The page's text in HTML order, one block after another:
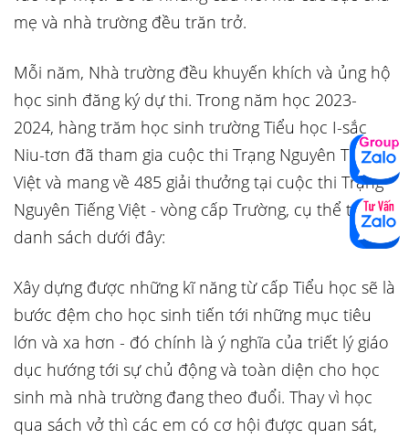
mẹ và nhà trường đều trăn trở.
Mỗi năm, Nhà trường đều khuyến khích và ủng hộ
học sinh đăng ký dự thi. Trong năm học 2023-
2024, hàng trăm học sinh trường Tiểu học I-sắc
Niu-tơn đã tham gia cuộc thi Trạng Nguyên Tiếng
Việt và mang về 485 giải thưởng tại cuộc thi Trạng
Nguyên Tiếng Việt - vòng cấp Trường, cụ thể tại
danh sách dưới đây:
Xây dựng được những kĩ năng từ cấp Tiểu học sẽ là
bước đệm cho học sinh tiến tới những mục tiêu
lớn và xa hơn - đó chính là ý nghĩa của triết lý giáo
dục hướng tới sự chủ động và toàn diện cho học
sinh mà nhà trường đang theo đuổi. Thay vì học
qua sách vở thì các em có cơ hội được quan sát,